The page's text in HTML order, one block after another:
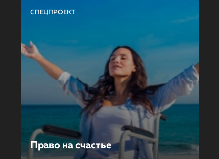
СПЕЦПРОЕКТ
Право на счастье